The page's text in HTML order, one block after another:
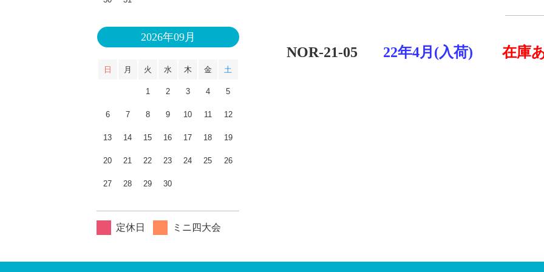
NOR-21-05 22年4月(入荷) 在庫
2026年09月
日 月 火 水 木 金 土
1 2 3 4 5
6 7 8 9 10 11 12
13 14 15 16 17 18 19
20 21 22 23 24 25 26
27 28 29 30
定休日 ミニ四大会